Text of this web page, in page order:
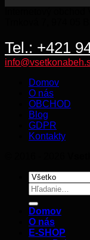
Tel.: +421
Domov
O nás
OBCHOD
Blog
GDPR
Kontakty
Hľadať:
Domov
O nás
E-SHOP